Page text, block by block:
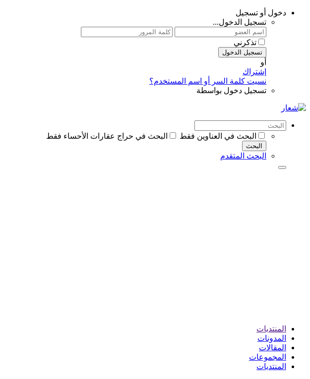
دخول أو تسجيل
تسجيل الدخول...
تذكرني
تسجيل الدخول
أو
إشتراك
نسيت كلمة السر أو اسم المستخدم؟
تسجيل دخول بواسطة
البحث في العناوين فقط البحث في حراج عقارات الأحساء فقط
البحث
البحث المتقدم
المنتديات
المدونات
المقالات
المجموعات
المنتديات